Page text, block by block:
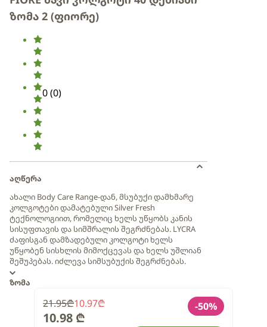
ზომა 2 (ფიორე)
0(0)
აღწერა
ახალი Body Care Range-დან, მსუბუქი დამხმარე
კოლგოტები დამატებული Silver Fresh
ტექნოლოგიით, რომელიც ხელს უწყობს კანის
სისუფთავის და სიმშრალის შეგრძნებას. LYCRA
ძაფისგან დამზადებული კოლგოტი ხელს
უწყობენ სისხლის მიმოქცევას და ხელს უშლიან
შეშუპებას. იძლევა სიმსუბუქის შეგრძნებას.
ზომა
21.95₾10.97₾
10.98 ₾
-50%